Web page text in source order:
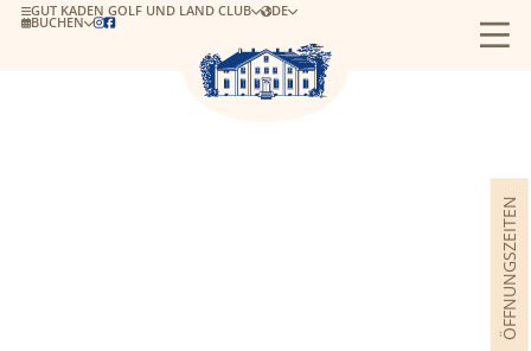
BUCHEN 
GUT KADEN GOLF UND LAND CLUB DE
ÖFFNUNGSZEITEN